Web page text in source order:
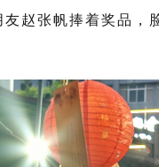
友赵张帆捧着奖品